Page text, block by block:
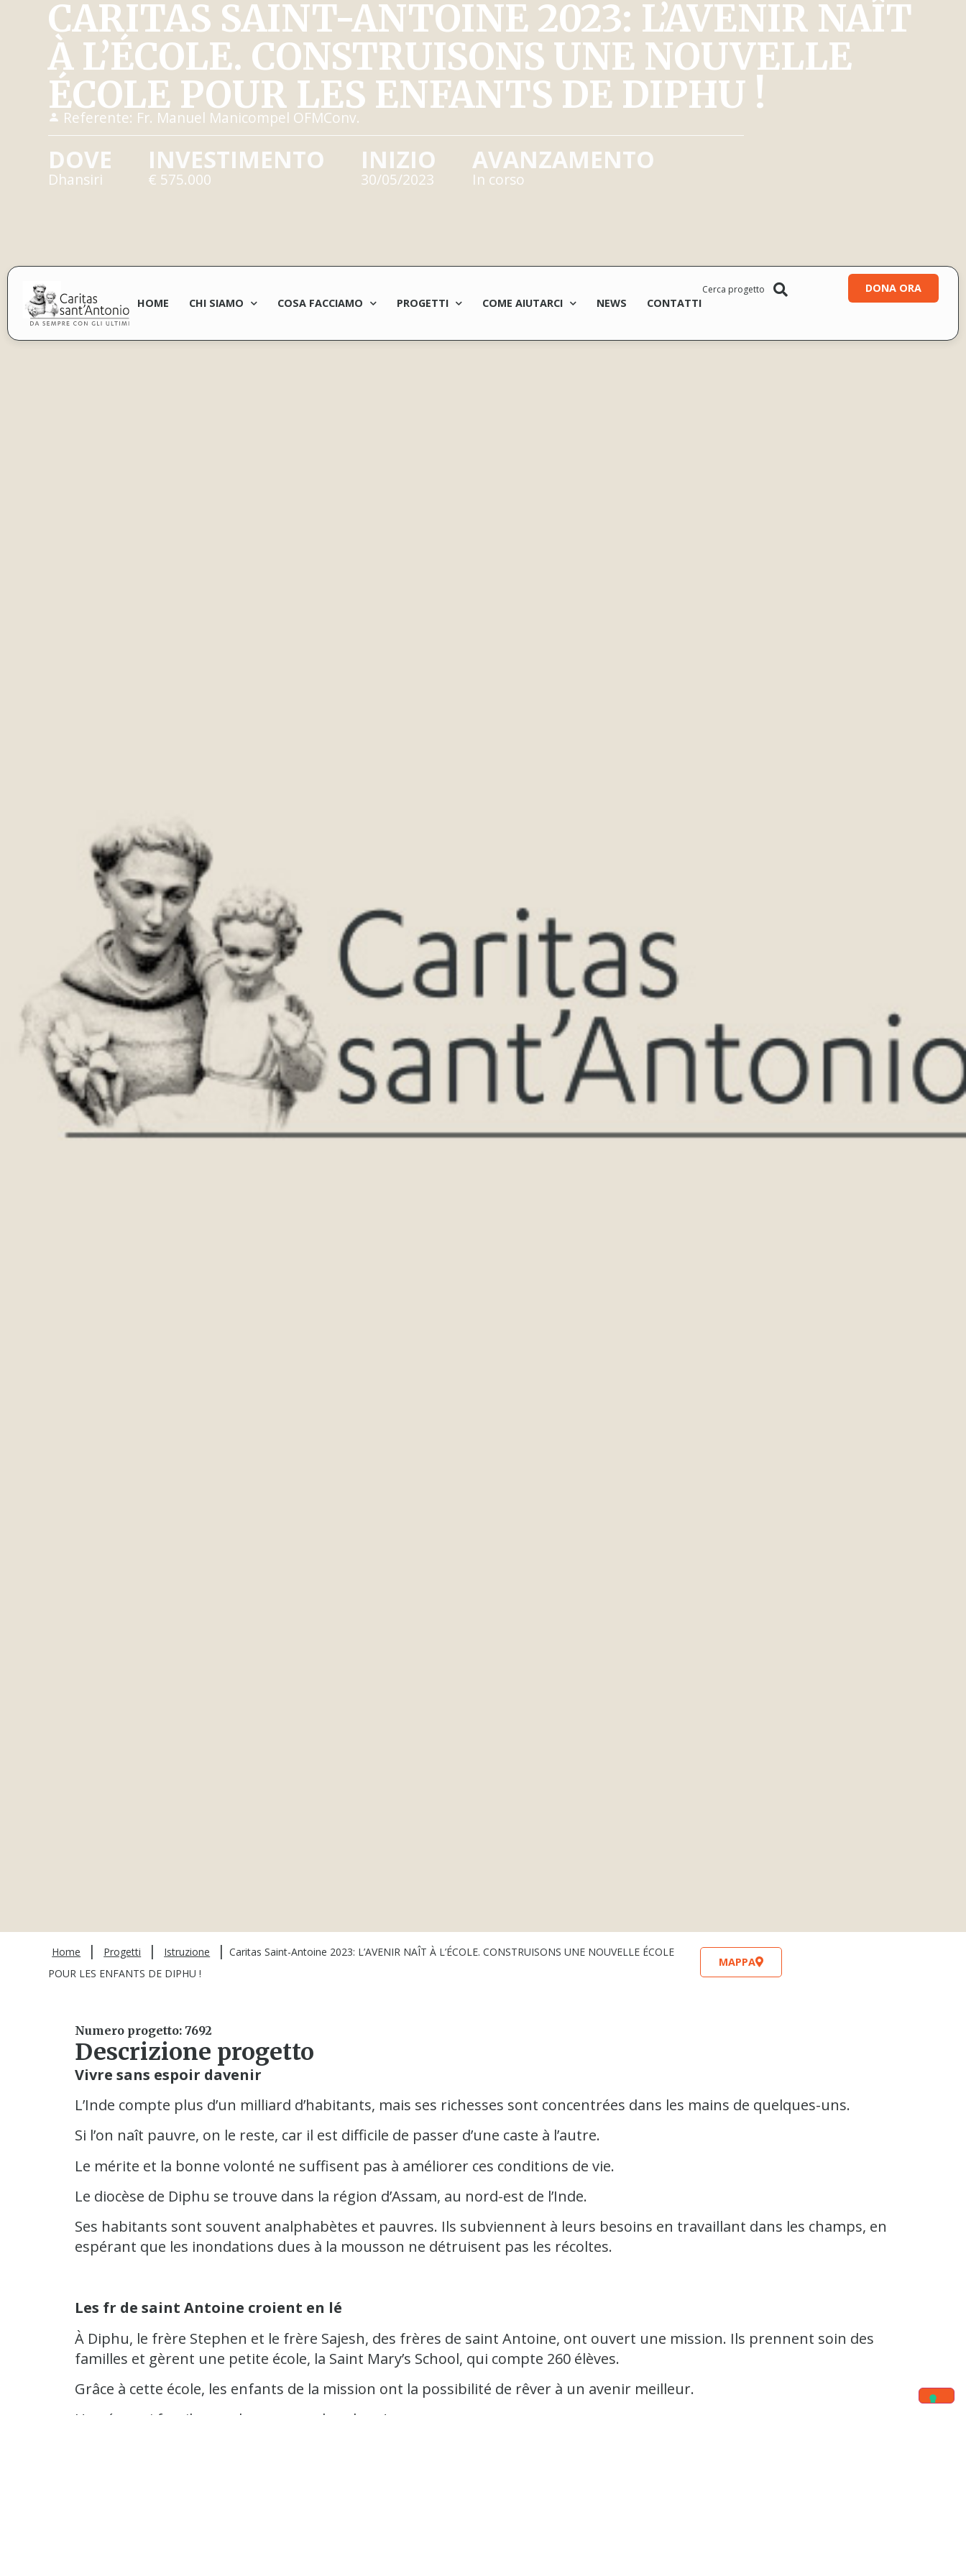
HOME CHI SIAMO COSA FACCIAMO PROGETTI COME AIUTARCI NEWS CONTATTI
DONA ORA
CARITAS SAINT-ANTOINE 2023: L’AVENIR NAÎT
À L’ÉCOLE. CONSTRUISONS UNE NOUVELLE
ÉCOLE POUR LES ENFANTS DE DIPHU !
Referente: Fr. Manuel Manicompel OFMConv.
DOVE
Dhansiri
INVESTIMENTO
€ 575.000
INIZIO
30/05/2023
AVANZAMENTO
In corso
Home | Progetti | Istruzione |Caritas Saint-Antoine 2023: L’AVENIR NAÎT À L’ÉCOLE. CONSTRUISONS UNE NOUVELLE ÉCOLE
POUR LES ENFANTS DE DIPHU !
MAPPA
Numero progetto: 7692
Descrizione progetto
Vivre sans espoir davenir
L’Inde compte plus d’un milliard d’habitants, mais ses richesses sont concentrées dans les mains de quelques-uns.
Si l’on naît pauvre, on le reste, car il est difficile de passer d’une caste à l’autre.
Le mérite et la bonne volonté ne suffisent pas à améliorer ces conditions de vie.
Le diocèse de Diphu se trouve dans la région d’Assam, au nord-est de l’Inde.
Ses habitants sont souvent analphabètes et pauvres. Ils subviennent à leurs besoins en travaillant dans les champs, en
espérant que les inondations dues à la mousson ne détruisent pas les récoltes.
Les fr de saint Antoine croient en lé
À Diphu, le frère Stephen et le frère Sajesh, des frères de saint Antoine, ont ouvert une mission. Ils prennent soin des
familles et gèrent une petite école, la Saint Mary’s School, qui compte 260 élèves.
Grâce à cette école, les enfants de la mission ont la possibilité de rêver à un avenir meilleur.
Une é aussi fragile que des murs en bambou !